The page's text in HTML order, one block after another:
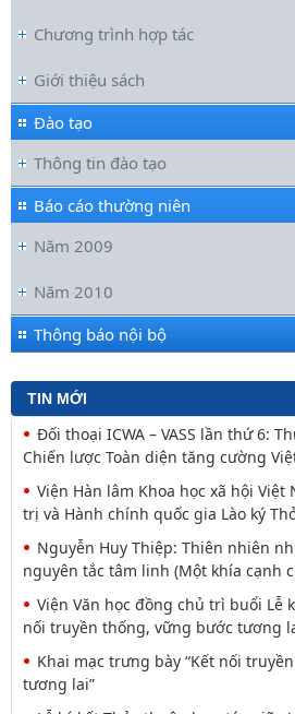
Chương trình hợp tác
Giới thiệu sách
Đào tạo
Thông tin đào tạo
Báo cáo thường niên
Năm 2009
Năm 2010
Thông báo nội bộ
TIN MỚI
Đối thoại ICWA – VASS lần thứ 6:
Viện Hàn lâm Khoa học xã hội Việt
trị và Hành chính quốc gia Lào ký Thỏa
nguyên tắc tâm linh (Một khía cạnh
Viện Văn học đồng chủ trì buổi Lễ
nối truyền thống, vững bước tương
Khai mạc trưng bày “Kết nối
tương lai”
Lễ ký kết Thỏa thuận hợp tác giữa
xã hội Việt Nam và Tỉnh ủy Cao Bằng
Thường trực Hội đồng Lý luận
Tiểu ban Văn hóa - Xã hội - Văn học,
Công tác chuẩn bị trưng bày chủ
- Vững bước tương lai”
Đảng ủy Viện Hàn lâm Khoa học